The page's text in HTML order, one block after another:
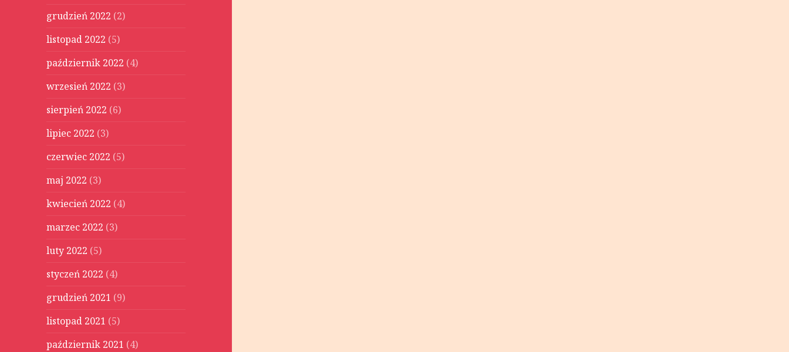
grudzień 2022 (2)
listopad 2022 (5)
październik 2022 (4)
wrzesień 2022 (3)
sierpień 2022 (6)
lipiec 2022 (3)
czerwiec 2022 (5)
maj 2022 (3)
kwiecień 2022 (4)
marzec 2022 (3)
luty 2022 (5)
styczeń 2022 (4)
grudzień 2021 (9)
listopad 2021 (5)
październik 2021 (4)